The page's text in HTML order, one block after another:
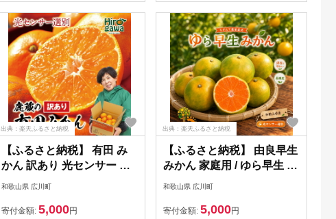
出典：楽天ふるさと納税
【ふるさと納税】 有田 み
かん 訳あり 光センサー 選
果 / 有田みかん 温州みかん
試し 送料無料 2.5kg 5kg
和歌山県 広川町
寄付金額: 5,000円
出典：楽天ふるさと納税
【ふるさと納税】 由良早生
みかん 家庭用 / ゆら早生 温
州みかん 極早生 甘い 家庭
※2026年10月上旬～11月
和歌山県 広川町
寄付金額: 5,000円